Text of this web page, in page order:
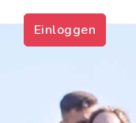
Einloggen